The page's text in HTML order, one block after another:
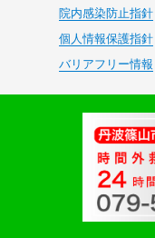
院内感染防止指針
個人情報保護指針
バリアフリー情報